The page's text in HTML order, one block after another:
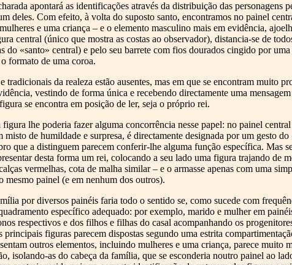
apontará as identificações através da distribuição das personagens
deles. Com efeito, à volta do suposto santo, encontramos no painel
e uma criança – e o elemento masculino mais em evidência,
central (único que mostra as costas ao observador), distancia-se de
do «santo» central) e pelo seu barrete com fios dourados cingido por
formato de uma coroa.
da realeza estão ausentes, mas em que se encontram muito
vestindo de forma única e recebendo directamente uma
se encontra em posição de ler, seja o próprio rei.
lhe poderia fazer alguma concorrência nesse papel: no painel
misto de humildade e surpresa, é directamente designada por um gesto do
que a distinguem parecem conferir-lhe alguma função específica. Mas
desta forma um rei, colocando a seu lado uma figura trajando de
vermelhas, cota de malha similar – e o armasse apenas com uma
mesmo painel (e em nenhum dos outros).
por diversos painéis faria todo o sentido se, como sucede com
específico adequado: por exemplo, marido e mulher em
respectivos e dos filhos e filhas do casal acompanhando os
figuras parecem dispostas segundo uma estrita
outros elementos, incluindo mulheres e uma criança, parece muito
isolando-as do cabeça da família, que se esconderia noutro painel ao